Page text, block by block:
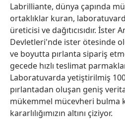
Labrilliante, dünya çapında
ortaklıklar kuran,
üreticisi ve dağıtıcısıdır. İster
Devletleri'nde ister ötesinde
ve boyutta pırlanta sipariş
gecede hızlı teslimat
Laboratuvarda yetiştirilmiş
pırlantadan oluşan geniş
mükemmel mücevheri bulma
kararlılığımızın altını çiziyor.